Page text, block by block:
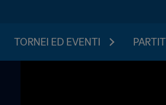
TORNEI ED EVENTI